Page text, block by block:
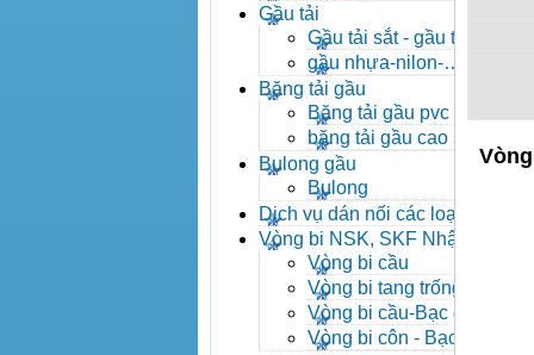
Gầu tải
Gầu tải sắt - gầu tải
inox
gầu nhựa-nilon-
HDPE
Băng tải gầu
Băng tải gầu pvc
băng tải gầu cao su
Bulong gầu
Bulong
Dịch vụ dán nối các loại
băng tải
Vòng bi NSK, SKF Nhật
Vòng bi cầu
Vòng bi tang trống tự
lựa
Vòng bi cầu-Bạc đạn
cầu
Vòng bi côn - Bạc